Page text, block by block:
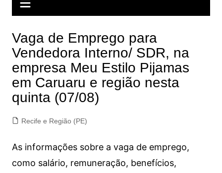
Vaga de Emprego para
Vendedora Interno/ SDR, na
empresa Meu Estilo Pijamas
em Caruaru e região nesta
quinta (07/08)
Recife e Região (PE)
As informações sobre a vaga de emprego,
como salário, remuneração, benefícios,